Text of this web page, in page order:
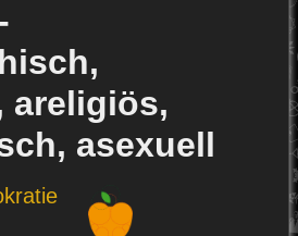
areligiös,
asexuell